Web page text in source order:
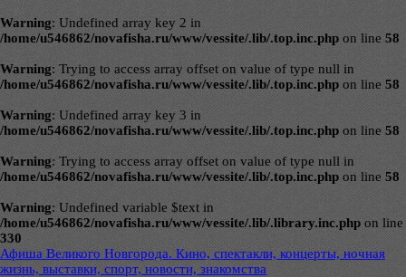
Warning: Undefined array key 2 in
/home/u546862/novafisha.ru/www/vessite/.lib/.top.inc.php on line 58
Warning: Trying to access array offset on value of type null in
/home/u546862/novafisha.ru/www/vessite/.lib/.top.inc.php on line 58
Warning: Undefined array key 3 in
/home/u546862/novafisha.ru/www/vessite/.lib/.top.inc.php on line 58
Warning: Trying to access array offset on value of type null in
/home/u546862/novafisha.ru/www/vessite/.lib/.top.inc.php on line 58
Warning: Undefined variable $text in
/home/u546862/novafisha.ru/www/vessite/.lib/.library.inc.php on line
330
Афиша Великого Новгорода. Кино, спектакли, концерты, ночная
жизнь, выставки, спорт, новости, знакомства